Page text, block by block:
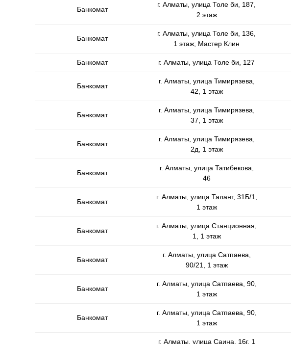
Банкомат
г. Алматы, улица Толе би, 187,
2 этаж
Банкомат
г. Алматы, улица Толе би, 136,
1 этаж; Мастер Клин
Банкомат г. Алматы, улица Толе би, 127
Банкомат
г. Алматы, улица Тимирязева,
42, 1 этаж
Банкомат
г. Алматы, улица Тимирязева,
37, 1 этаж
Банкомат
г. Алматы, улица Тимирязева,
2д, 1 этаж
Банкомат
г. Алматы, улица Татибекова,
46
Банкомат
г. Алматы, улица Талант, 31Б/1,
1 этаж
Банкомат
г. Алматы, улица Станционная,
1, 1 этаж
Банкомат
г. Алматы, улица Сатпаева,
90/21, 1 этаж
Банкомат
г. Алматы, улица Сатпаева, 90,
1 этаж
Банкомат
г. Алматы, улица Сатпаева, 90,
1 этаж
г. Алматы, улица Саина, 16г, 1